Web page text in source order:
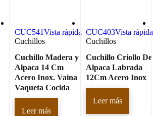
CUC541Vista rápida
Cuchillos
Cuchillo Madera y
Alpaca 14 Cm
Acero Inox. Vaina
Vaqueta Cocida
Leer más
CUC403Vista rápida
Cuchillos
Cuchillo Criollo De
Alpaca Labrada
12Cm Acero Inox
Leer más